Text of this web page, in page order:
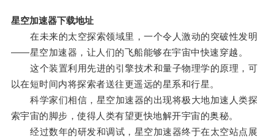
星空加速器下载地址
在未来的太空探索领域里，一个令人激动的突破性发明
——星空加速器，让人们的飞船能够在宇宙中快速穿越。
这个装置利用先进的引擎技术和量子物理学的原理，可
以在短时间内将探索者送往更遥远的星系和行星。
科学家们相信，星空加速器的出现将极大地加速人类探
索宇宙的脚步，使得人类有望更快地解开宇宙的奥秘。
经过数年的研发和调试，星空加速器终于在太空站点展